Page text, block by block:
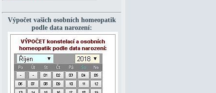
Výpočet vašich osobních homeopatik
podle data narození: